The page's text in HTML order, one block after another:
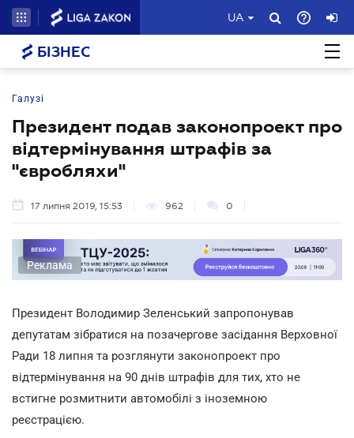
UA
БІЗНЕС
Галузі
Президент подав законопроект про
відтермінування штрафів за
"євробляхи"
17 липня 2019, 15:53 962 0
Реклама
Президент Володимир Зеленський запропонував
депутатам зібратися на позачергове засідання Верховної
Ради 18 липня та розглянути законопроект про
відтермінування на 90 днів штрафів для тих, хто не
встигне розмитнити автомобілі з іноземною
реєстрацією.